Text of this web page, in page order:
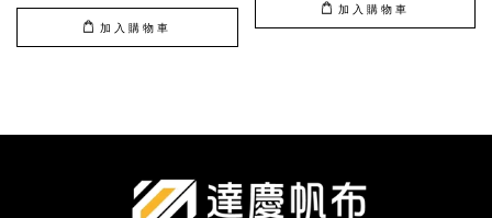
加入購物車
加入購物車